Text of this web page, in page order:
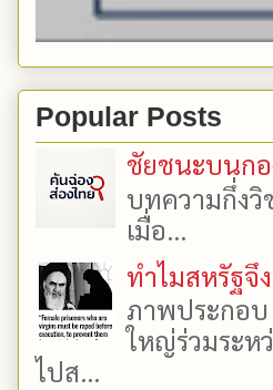
Popular Posts
ชัยชนะบนกอ
บทความกึ่งวิ
เมื่อ...
ทำไมสหรัฐจึ
ภาพประกอบ
ใหญ่ร่วมระห
ไปส...